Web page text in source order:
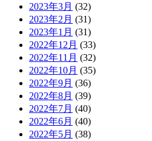
2023年3月 (32)
2023年2月 (31)
2023年1月 (31)
2022年12月 (33)
2022年11月 (32)
2022年10月 (35)
2022年9月 (36)
2022年8月 (39)
2022年7月 (40)
2022年6月 (40)
2022年5月 (38)